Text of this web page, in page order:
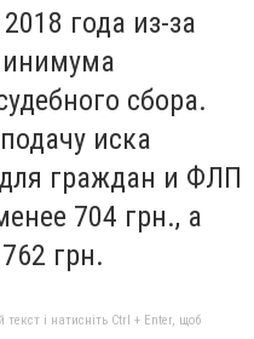
года из-за
сбора.
иска
граждан и ФЛП
704 грн., а
грн.
і натисніть Ctrl + Enter, щоб